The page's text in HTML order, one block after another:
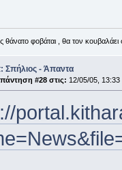
θάνατο φοβάται , θα τον
Σπήλιος - Άπαντα
#28 στις: 12/05/05, 13:33